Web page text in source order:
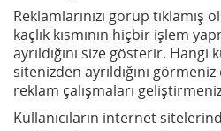
Reklamlarınızı görüp tıklamış
kaçlık kısmının hiçbir işlem
ayrıldığını size gösterir. Hangi
sitenizden ayrıldığını
reklam çalışmaları
Kullanıcıların internet